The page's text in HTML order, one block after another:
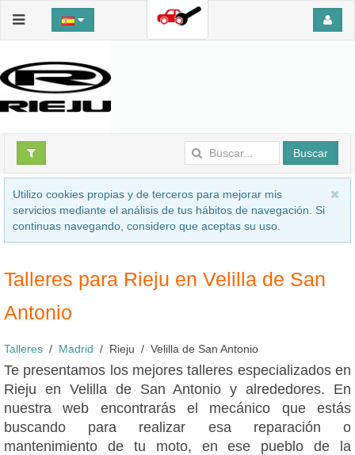
Buscar
Utilizo cookies propias y de terceros para mejorar mis
servicios mediante el análisis de tus hábitos de navegación. Si
continuas navegando, considero que aceptas su uso.
Talleres para Rieju en Velilla de San
Antonio
Talleres Madrid Rieju Velilla de San Antonio
Te presentamos los mejores talleres especializados en
Rieju en Velilla de San Antonio y alrededores. En
nuestra web encontrarás el mecánico que estás
buscando para realizar esa reparación o
mantenimiento de tu moto, en ese pueblo de la